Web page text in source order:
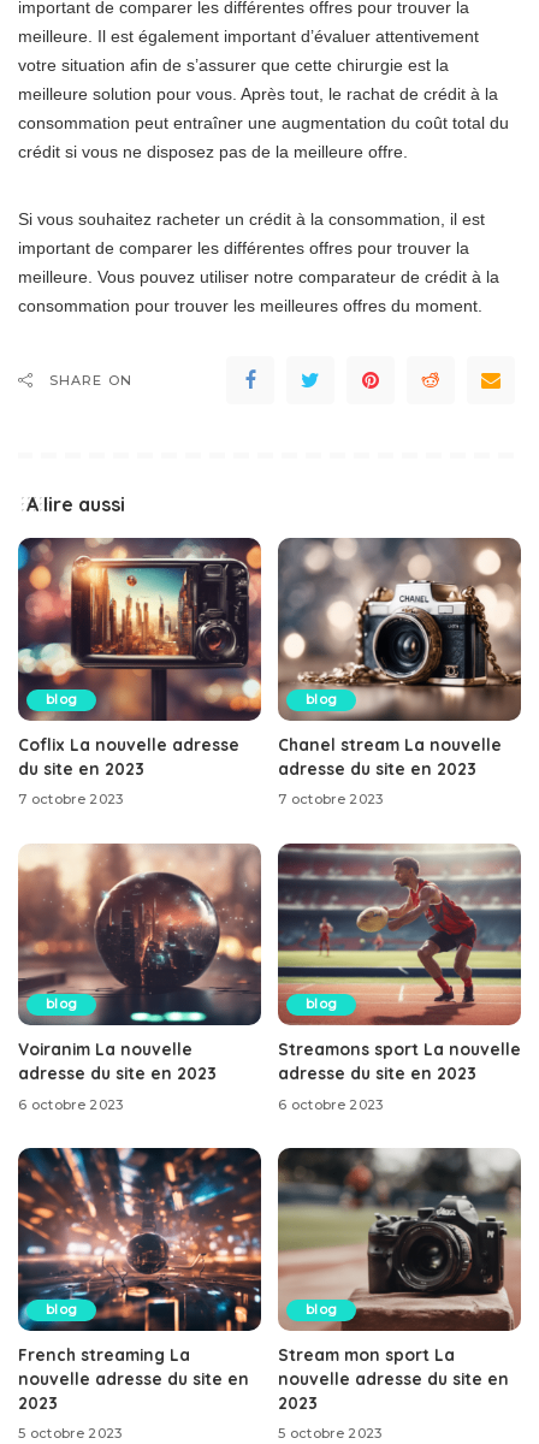
important de comparer les différentes offres pour trouver la
meilleure. Il est également important d’évaluer attentivement
votre situation afin de s’assurer que cette chirurgie est la
meilleure solution pour vous. Après tout, le rachat de crédit à la
consommation peut entraîner une augmentation du coût total du
crédit si vous ne disposez pas de la meilleure offre.
Si vous souhaitez racheter un crédit à la consommation, il est
important de comparer les différentes offres pour trouver la
meilleure. Vous pouvez utiliser notre comparateur de crédit à la
consommation pour trouver les meilleures offres du moment.
SHARE ON
A lire aussi
blog
Coflix La nouvelle adresse
du site en 2023
7 octobre 2023
blog
Chanel stream La nouvelle
adresse du site en 2023
7 octobre 2023
blog
Voiranim La nouvelle
adresse du site en 2023
6 octobre 2023
blog
Streamons sport La nouvelle
adresse du site en 2023
6 octobre 2023
blog
French streaming La
nouvelle adresse du site en
2023
5 octobre 2023
blog
Stream mon sport La
nouvelle adresse du site en
2023
5 octobre 2023